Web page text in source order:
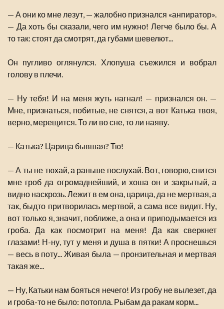
— А они ко мне лезут, — жалобно признался «анпиратор».
— Да хоть бы сказали, чего им нужно! Легче было бы. А
то так: стоят да смотрят, да губами шевелют...
Он пугливо оглянулся. Хлопуша съежился и вобрал
голову в плечи.
— Ну тебя! И на меня жуть нагнал! — признался он. —
Мне, признаться, побитые, не снятся, а вот Катька твоя,
верно, мерещится. То ли во сне, то ли наяву.
— Катька? Царица бывшая? Тю!
— А ты не тюхай, а раньше послухай. Вот, говорю, снится
мне гроб да огромаднейший, и хоша он и закрытый, а
видно наскрозь. Лежит в ем она, царица, да не мертвая, а
так, быдто притворилась мертвой, а сама все видит. Ну,
вот только я, значит, поближе, а она и приподымается из
гроба. Да как посмотрит на меня! Да как сверкнет
глазами! Н-ну, тут у меня и душа в пятки! А проснешься
— весь в поту... Живая была — пронзительная и мертвая
такая же...
— Ну, Катьки нам бояться нечего! Из гробу не вылезет, да
и гроба-то не было: потопла. Рыбам да ракам корм...